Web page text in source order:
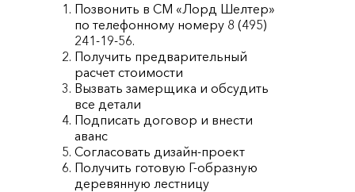
Позвонить в СМ «Лорд Шелтер»
по телефонному номеру 8 (495)
241-19-56.
Получить предварительный
расчет стоимости
Вызвать замерщика и обсудить
все детали
Подписать договор и внести
аванс
Согласовать дизайн-проект
Получить готовую Г-образную
деревянную лестницу